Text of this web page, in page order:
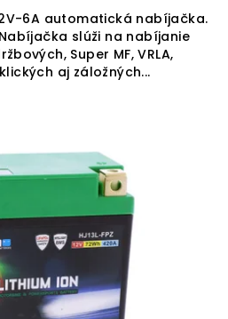
6A automatická nabíjačka.
Nabíjačka slúži na nabíjanie
Super MF, VRLA,
aj záložných...